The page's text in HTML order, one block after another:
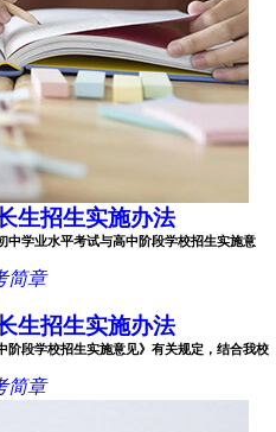
生招生实施办法
中学业水平考试与高中阶段学校招生实施意
简章
生招生实施办法
阶段学校招生实施意见》有关规定，结合我校
简章